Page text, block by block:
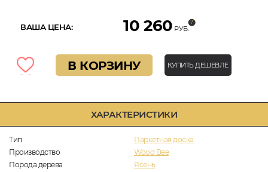
ХАРАКТЕРИСТИКИ
Тип
Паркетная доска
Производство
Wood Bee
Порода дерева
Ясень
ВАША ЦЕНА: 10 260 РУБ.
В КОРЗИНУ КУПИТЬ ДЕШЕВЛЕ